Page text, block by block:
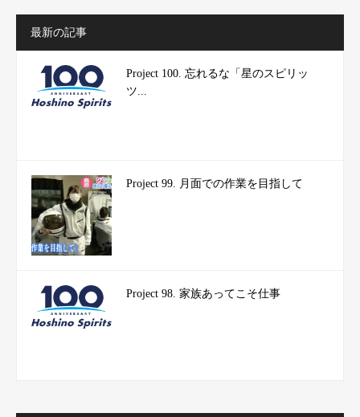
最新の記事
Project 100. 忘れるな「星のスピリッ
ツ...
Project 99. 月面での作業を目指して
Project 98. 家族あってこそ仕事